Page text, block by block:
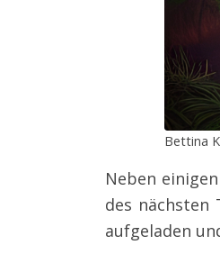
Bettina
Neben
des nächsten
aufgeladen